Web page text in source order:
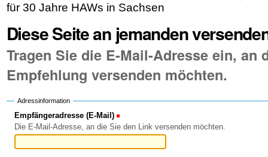
für 30 Jahre HAWs in Sachsen
Diese Seite an jemanden
Tragen Sie die E-Mail-Adresse ein, an
Empfehlung versenden möchten.
Adressinformation
Empfängeradresse (E-Mail)
Die E-Mail-Adresse, an die Sie den Link versenden möchten.